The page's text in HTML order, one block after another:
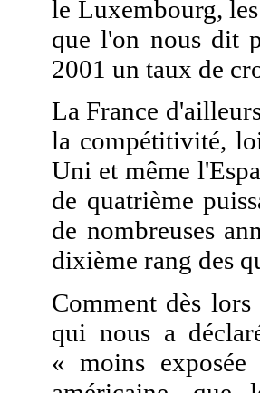
le Luxembourg,
que l'on nous dit
2001 un taux de
La France
la compétitivité,
Uni et même
de quatrième
de nombreuses
dixième rang des
Comment dès
qui nous a
« moins